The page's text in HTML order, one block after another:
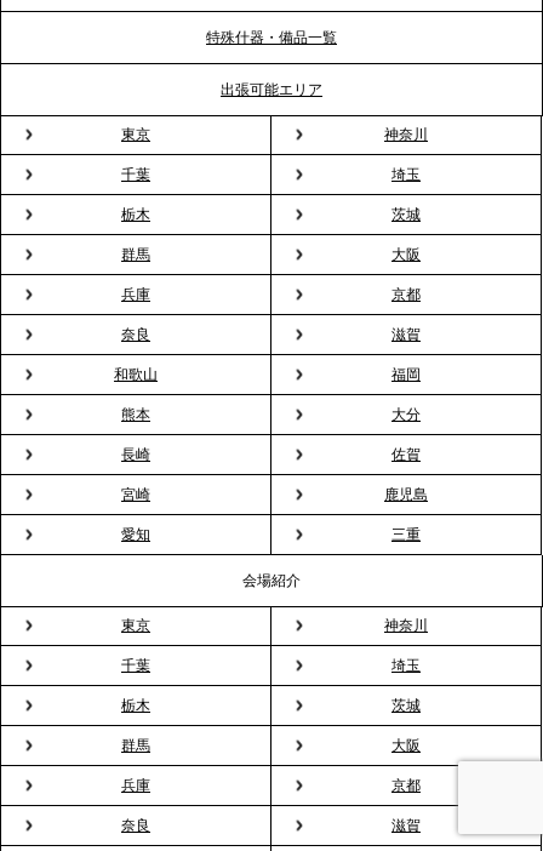
TBS「Nスタ」で、2ndTable「1DISH」の花見オー
ドブルが紹介されました
2026.3.23
プレスリリースのご案内｜入社式の“そのまま懇親
会”が企業で広がる。 新入社員の交流を支える『オフ
ィスケータリング』という新しい活用法
2026.3.20
NHK「ニュースウオッチ9」で、2ndTable「室内花
見」が紹介されました
2026.3.16
プレスリリースのご案内｜2026年、春の親睦は「花
粉レス」な室内花見。福利厚生としても注目され
る、快適で新しいお花見体験
2026.3.5
プレスリリースのご案内｜「室内お花見」の法人利
用が前年比4倍に急増。オフィスに桜が届く福利厚生
の新定番
2026.2.13
プレスリリースのご案内｜オフィスが「１日限定の
特殊什器・備品一覧
出張可能エリア
東京 神奈川
千葉 埼玉
栃木 茨城
群馬 大阪
兵庫 京都
奈良 滋賀
和歌山 福岡
熊本 大分
長崎 佐賀
宮崎 鹿児島
愛知 三重
会場紹介
東京 神奈川
千葉 埼玉
栃木 茨城
群馬 大阪
兵庫 京都
奈良 滋賀